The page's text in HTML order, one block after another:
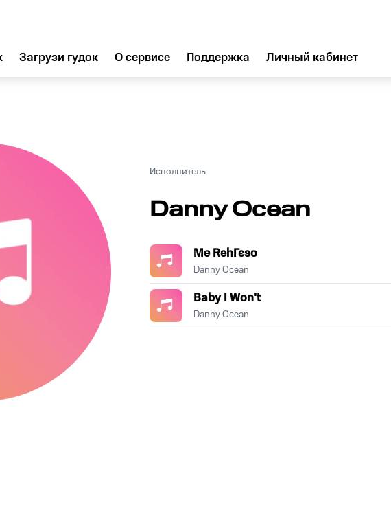
Загрузи гудок О сервисе Поддержка Личный кабинет
Исполнитель
Danny Ocean
Me RehГєso
Danny Ocean
Baby I Won't
Danny Ocean